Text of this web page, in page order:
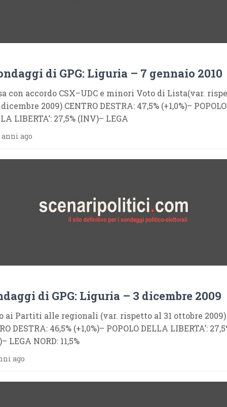
di GPG: Liguria – 7 gennaio 2010
con accordo CSX–UDC e minori Voto di Lista(var.
2009) CENTRO DESTRA: 47,5% (+1,0%)– POPOLO
LIBERTA’: 27,5% (INV)– LEGA
anni ago
di GPG: Liguria – 3 dicembre 2009
ai Partiti alle regionali (var. rispetto al 31 ottobre 2009)
DESTRA: 46,5% (+1,0%)– POPOLO DELLA LIBERTA’:
LEGA NORD: 11,5%
ago